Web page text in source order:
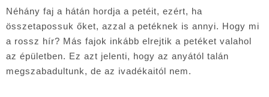
Néhány faj a hátán hordja a petéit, ezért, ha
összetapossuk őket, azzal a petéknek is annyi. Hogy mi
a rossz hír? Más fajok inkább elrejtik a petéket valahol
az épületben. Ez azt jelenti, hogy az anyától talán
megszabadultunk, de az ivadékaitól nem.